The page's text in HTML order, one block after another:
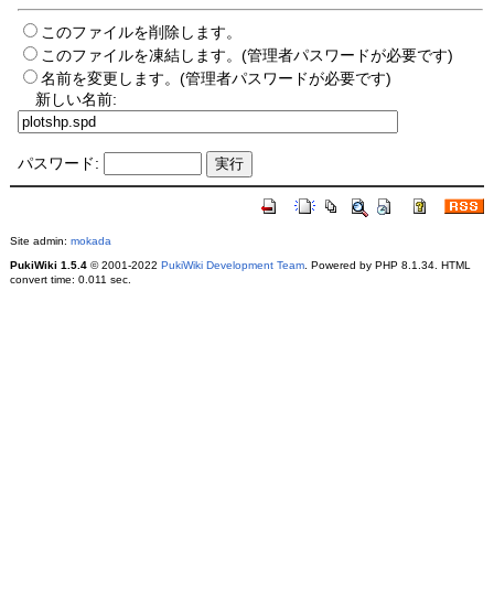
このファイルを削除します。
このファイルを凍結します。(管理者パスワードが必要です)
名前を変更します。(管理者パスワードが必要です)
新しい名前:
パスワード:
Site admin: mokada
PukiWiki 1.5.4© 2001-2022 PukiWiki Development Team. Powered by PHP 8.1.34. HTML
convert time: 0.011 sec.